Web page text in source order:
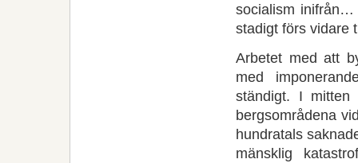
socialism inifrån…
stadigt förs vidare
Arbetet med att
med
ständigt. I mitten
bergsområdena
hundratals
mänsklig